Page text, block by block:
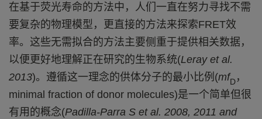
在基于荧光寿命的方法中，人们一直在努力寻找不需
要复杂的物理模型， 更直接的方法来探索FRET效
率。这些无需拟合的方法主要侧重于提供相关数据，
以便更好地理解正在研究的生物系统(Lerayet al.
2013)。遵循这一理念的供体分子的最小比例 (mfD ，
minimal fraction of donor molecules)是一个简单但很
有用 的概念(Padilla-Parra S et al. 2008, 2011 and